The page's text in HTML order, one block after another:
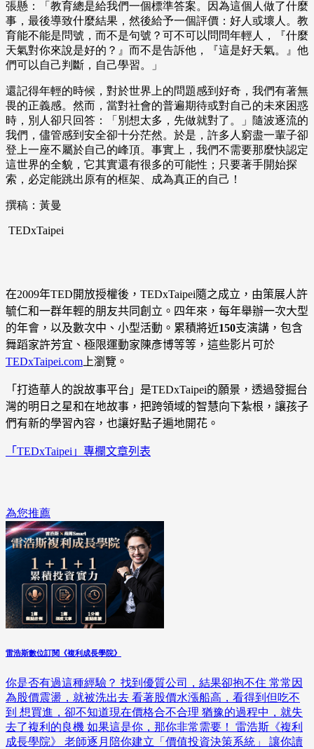
張懸：「教育總是給我們一個標準答案。因為這個人做了什麼
事，最後導致什麼結果，然後給予一個評價：好人或壞人。教
育能不能是問號，而不是句號？可不可以問問年輕人，『什麼
天氣對你來說是好的？』而不是告訴他，『這是好天氣。』他
們可以自己判斷，自己學習。」
還記得年輕的時候，對於世界上的問題感到好奇，我們有著無
畏的正義感。然而，當對社會的普遍期待或對自己的未來困惑
時，別人卻只回答：「別想太多，先做就對了。」隨波逐流的
我們，儘管感到安全卻十分茫然。於是，許多人窮盡一輩子卻
登上一座不屬於自己的峰頂。事實上，我們不需要那麼快認定
這世界的全貌，它其實還有很多的可能性；只要著手開始探
索，必定能跳出原有的框架、成為真正的自己！
撰稿：黃曼
TEDxTaipei
在2009年TED開放授權後， TEDxTaipei隨之成立，由策展人許
毓仁和一群年輕的朋友共同創立。四年來，每年舉辦一次大型
的年會，以及數次中、小型活動。累積將近150支演講，包含
舞蹈家許芳宜、極限運動家陳彥博等等，這些影片可於
TEDxTaipei.com上瀏覽。
「打造華人的說故事平台」是TEDxTaipei的願景，透過發掘台
灣的明日之星和在地故事，把跨領域的智慧向下紮根，讓孩子
們有新的學習內容，也讓好點子遍地開花。
「TEDxTaipei」專欄文章列表
為您推薦
雷浩斯數位訂閱《複利成長學院》
你是否有過這種經驗？ 找到優質公司，結果卻抱不住 常常因
為股價震盪，就被洗出去 看著股價水漲船高，看得到但吃不
到 想買進，卻不知道現在價格合不合理 猶豫的過程中，就失
去了複利的良機 如果這是你，那你非常需要！ 雷浩斯《複利
成長學院》 老師逐月陪你建立「價值投資決策系統」 讓你讀